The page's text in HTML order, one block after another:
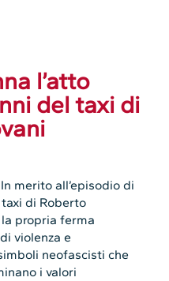
l’atto
del taxi di
merito all’episodio di
di Roberto
propria ferma
violenza e
neofascisti che
i valori